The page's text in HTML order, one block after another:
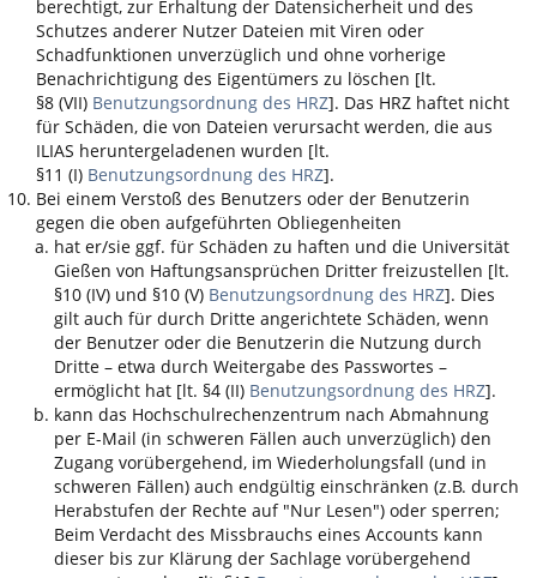
berechtigt, zur Erhaltung der Datensicherheit und des
Schutzes anderer Nutzer Dateien mit Viren oder
Schadfunktionen unverzüglich und ohne vorherige
Benachrichtigung des Eigentümers zu löschen [lt.
§8 (VII) Benutzungsordnung des HRZ]. Das HRZ haftet nicht
für Schäden, die von Dateien verursacht werden, die aus
ILIAS heruntergeladenen wurden [lt.
§11 (I) Benutzungsordnung des HRZ].
Bei einem Verstoß des Benutzers oder der Benutzerin
gegen die oben aufgeführten Obliegenheiten
hat er/sie ggf. für Schäden zu haften und die Universität
Gießen von Haftungsansprüchen Dritter freizustellen [lt.
§10 (IV) und §10 (V) Benutzungsordnung des HRZ]. Dies
gilt auch für durch Dritte angerichtete Schäden, wenn
der Benutzer oder die Benutzerin die Nutzung durch
Dritte – etwa durch Weitergabe des Passwortes –
ermöglicht hat [lt. §4 (II) Benutzungsordnung des HRZ].
kann das Hochschulrechenzentrum nach Abmahnung
per E-Mail (in schweren Fällen auch unverzüglich) den
Zugang vorübergehend, im Wiederholungsfall (und in
schweren Fällen) auch endgültig einschränken (z.B. durch
Herabstufen der Rechte auf "Nur Lesen") oder sperren;
Beim Verdacht des Missbrauchs eines Accounts kann
dieser bis zur Klärung der Sachlage vorübergehend